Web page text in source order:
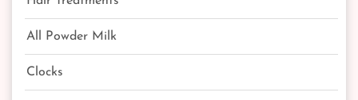
All Powder Milk
Clocks